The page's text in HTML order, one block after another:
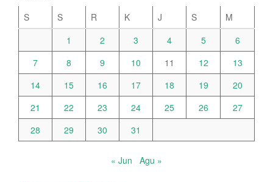
S
S R K J S
M
1
2 3 4 5
6
7
8 9 10 11 12
13
14
15 16 17 18 19
20
21
22 23 24 25 26
27
28
29 30 31
« Jun Agu »